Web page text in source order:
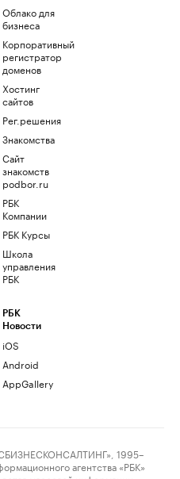
Облако для
бизнеса
Корпоративный
регистратор
доменов
Хостинг
сайтов
Рег.решения
Знакомства
Сайт
знакомств
podbor.ru
РБК
Компании
РБК Курсы
Школа
управления
РБК
РБК
Новости
iOS
Android
AppGallery
1995–
агентства «РБК»